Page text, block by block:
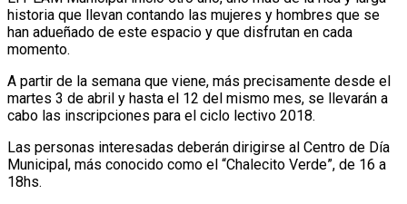
historia que llevan contando las mujeres y hombres que se
han adueñado de este espacio y que disfrutan en cada
momento.
A partir de la semana que viene, más precisamente desde el
martes 3 de abril y hasta el 12 del mismo mes, se llevarán a
cabo las inscripciones para el ciclo lectivo 2018.
Las personas interesadas deberán dirigirse al Centro de Día
Municipal, más conocido como el “Chalecito Verde”, de 16 a
18hs.